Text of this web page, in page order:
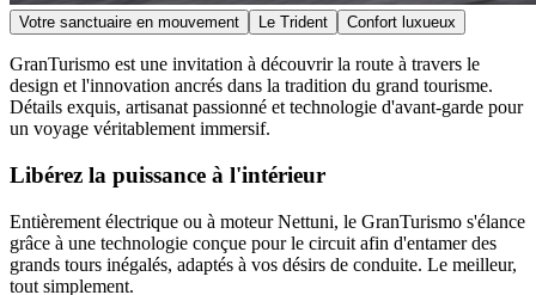
Votre sanctuaire en mouvement Le Trident Confort luxueux
GranTurismo est une invitation à découvrir la route à travers le
design et l'innovation ancrés dans la tradition du grand tourisme.
Détails exquis, artisanat passionné et technologie d'avant-garde pour
un voyage véritablement immersif.
Libérez la puissance à l'intérieur
Entièrement électrique ou à moteur Nettuni, le GranTurismo s'élance
grâce à une technologie conçue pour le circuit afin d'entamer des
grands tours inégalés, adaptés à vos désirs de conduite. Le meilleur,
tout simplement.